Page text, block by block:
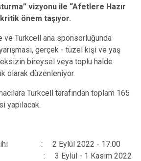
vizyonu ile “Afetlere Hazır
önem taşıyor.
ve Turkcell ana sponsorluğunda
gerçek - tüzel kişi ve yaş
bireysel veya toplu halde
olarak düzenleniyor.
Turkcell tarafından toplam 165
yapılacak.
Tarihi : 2 Eylül 2022 - 17.00
: 3 Eylül - 1 Kasım 2022